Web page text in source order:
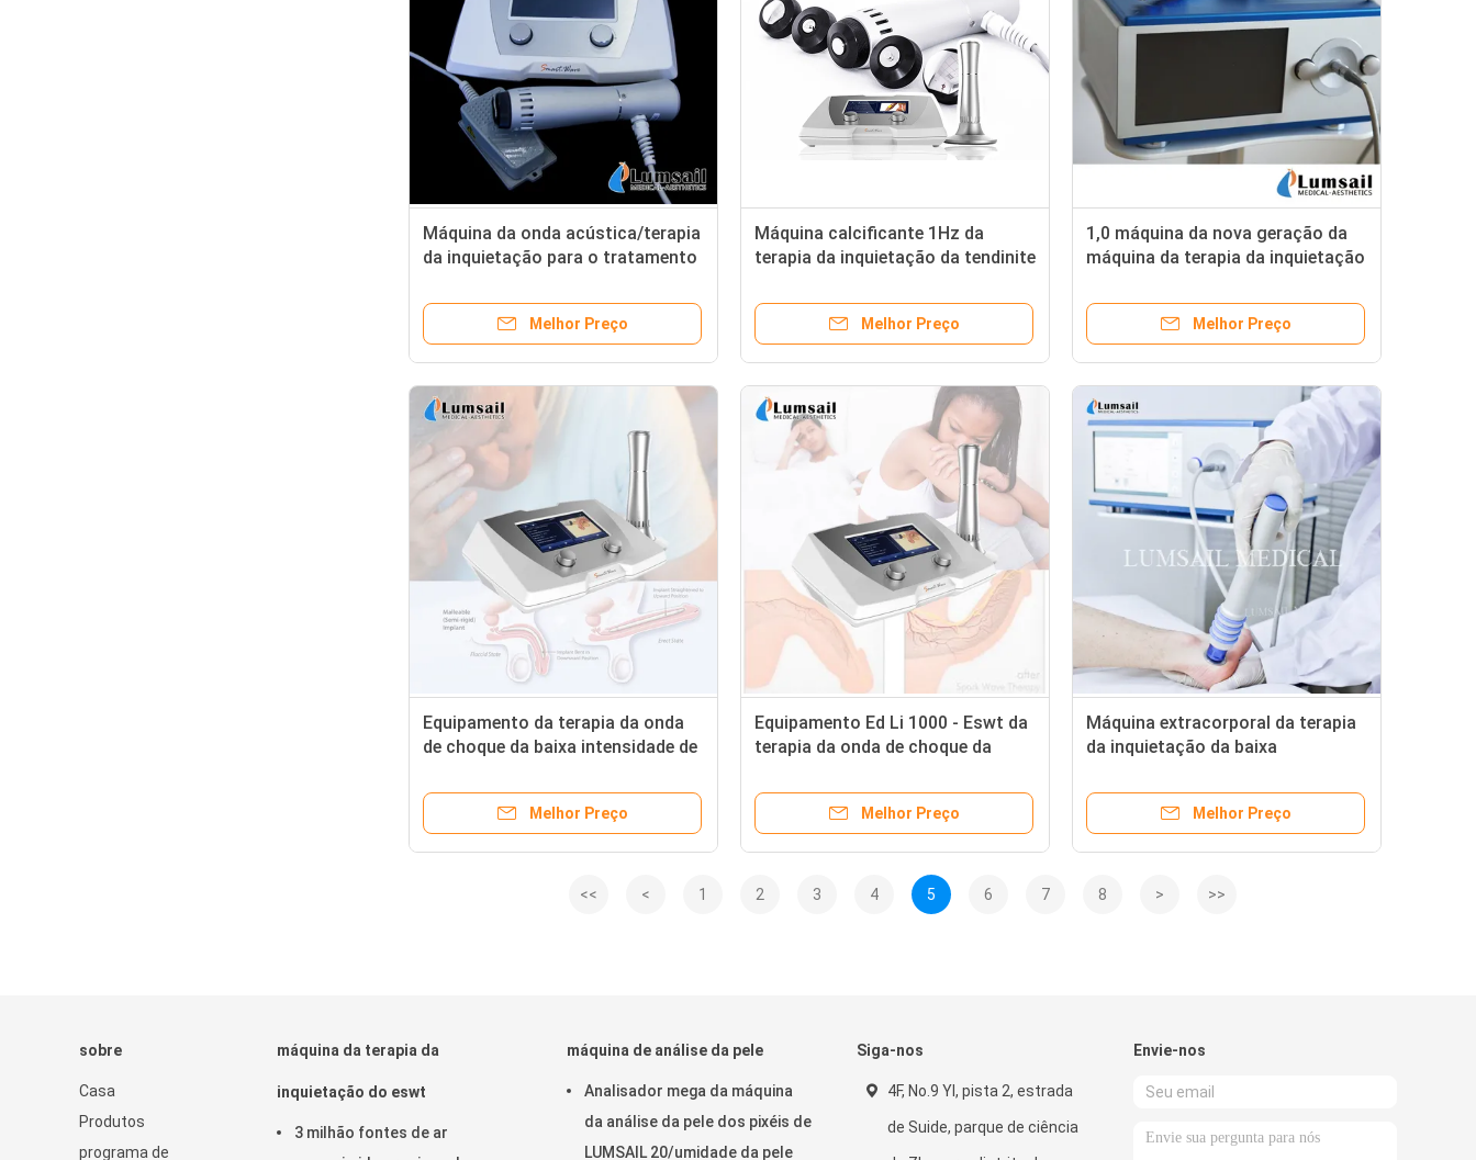
Máquina da onda acústica/terapia
da inquietação para o tratamento
salto de Fasciitis
Melhor Preço
Máquina calcificante 1Hz da
terapia da inquietação da tendinite
22
Melhor Preço
1,0 máquina da nova geração da
máquina da terapia da inquietação
Melhor Preço
Equipamento da terapia da onda
de choque da baixa intensidade de
orgânica eréctil)
Melhor Preço
Equipamento Ed Li 1000 - Eswt da
terapia da onda de choque da
Melhor Preço
Máquina extracorporal da terapia
da inquietação da baixa
comprimido precisa
Melhor Preço
<< < 1 2 3 4 5 6 7 8 > >>
sobre
Casa
Produtos
programa de
máquina da terapia da
inquietação do eswt
3 milhão fontes de ar
máquina de análise da pele
Analisador mega da máquina
da análise da pele dos pixéis de
LUMSAIL 20/umidade da pele
Siga-nos
4F, No.9 YI, pista 2, estrada
de Suide, parque de ciência
Envie-nos